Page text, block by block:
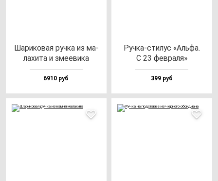
Шари­ко­вая руч­ка из ма­
ла­хи­та и зме­еви­ка
6910 руб
Руч­ка-сти­лус «Аль­фа.
С 23 фев­ра­ля»
399 руб